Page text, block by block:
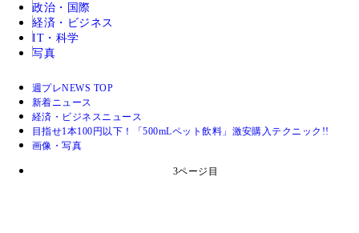
政治・国際
経済・ビジネス
IT・科学
写真
週プレNEWS TOP
新着ニュース
経済・ビジネスニュース
目指せ1本100円以下！「500mLペット飲料」激安購入テクニック!!
画像・写真
3ページ目